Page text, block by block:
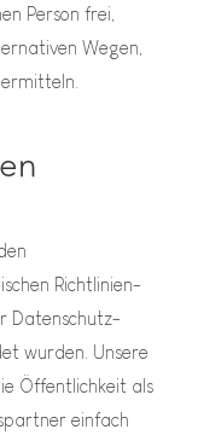
Person frei,
Wegen,
Richtlinien-
Datenschutz-
wurden. Unsere
Öffentlichkeit als
einfach